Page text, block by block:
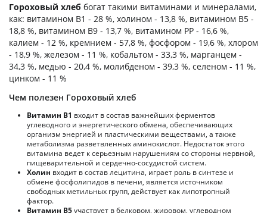
Гороховый хлеб богат такими витаминами и минералами,
как: витамином B1 - 28 %, холином - 13,8 %, витамином B5 -
18,8 %, витамином B9 - 13,7 %, витамином PP - 16,6 %,
калием - 12 %, кремнием - 57,8 %, фосфором - 19,6 %, хлором
- 18,9 %, железом - 11 %, кобальтом - 33,3 %, марганцем -
34,3 %, медью - 20,4 %, молибденом - 39,3 %, селеном - 11 %,
цинком - 11 %
Чем полезен Гороховый хлеб
Витамин В1 входит в состав важнейших ферментов
углеводного и энергетического обмена, обеспечивающих
организм энергией и пластическими веществами, а также
метаболизма разветвленных аминокислот. Недостаток этого
витамина ведет к серьезным нарушениям со стороны нервной,
пищеварительной и сердечно-сосудистой систем.
Холин входит в состав лецитина, играет роль в синтезе и
обмене фосфолипидов в печени, является источником
свободных метильных групп, действует как липотропный
фактор.
Витамин В5участвует в белковом, жировом, углеводном